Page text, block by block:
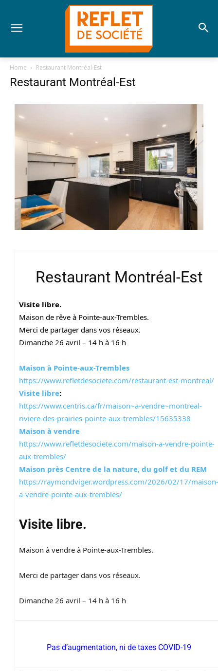
Home Restaurant Montréal-Est
Restaurant Montréal-Est
Restaurant Montréal-Est
Visite libre.
Maison de rêve à Pointe-aux-Trembles.
Merci de partager dans vos réseaux.
Dimanche 26 avril – 14 h à 16 h
Maison à Pointe-aux-Trembles
https://www.refletdesociete.com/restaurant-est-montreal/
Visite libre:
https://www.centris.ca/fr/maison~a-vendre~montreal-
riviere-des-prairies-pointe-aux-trembles/15635338
Maison à vendre
https://www.refletdesociete.com/maison-a-vendre-pointe-
aux-trembles/
Maison près Centre de la nature, du golf et du REM
https://raymondviger.wordpress.com/2026/02/17/maison-
a-vendre-pointe-aux-trembles/
Visite libre.
Maison à vendre à Pointe-aux-Trembles.
Merci de partager dans vos réseaux.
Dimanche 26 avril – 14 h à 16 h
Pas d’augmentation, ni de taxes COVID-19